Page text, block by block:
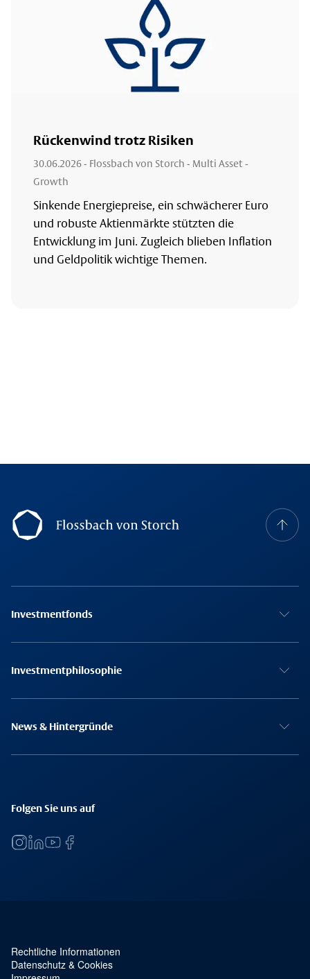
Rückenwind trotz Risiken
30.06.2026- Flossbach von Storch - Multi Asset -
Growth
Sinkende Energiepreise, ein schwächerer Euro
und robuste Aktienmärkte stützten die
Entwicklung im Juni. Zugleich blieben Inflation
und Geldpolitik wichtige Themen.
Footer Navigation
Investmentfonds
Investmentphilosophie
News & Hintergründe
Folgen Sie uns auf
Service Navigation und rechtliches
Rechtliche Informationen
Datenschutz & Cookies